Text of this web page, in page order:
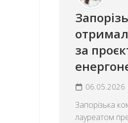
за
06.05.2026
Запорізька
лауреатом